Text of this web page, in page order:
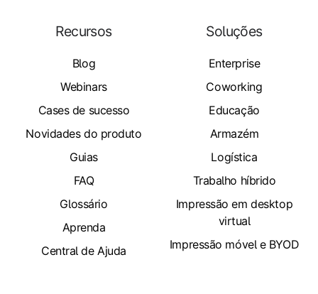
Recursos
Blog
Webinars
Cases de sucesso
Novidades do produto
Guias
FAQ
Glossário
Aprenda
Central de Ajuda
Soluções
Enterprise
Coworking
Educação
Armazém
Logística
Trabalho híbrido
Impressão em desktop
virtual
Impressão móvel e BYOD